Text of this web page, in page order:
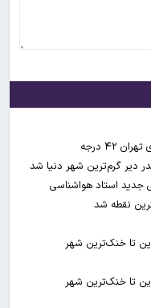
۴۲ درجه
جدید استاد هواشناسی
تا خنک‌ترین شهر
تا خنک‌ترین شهر